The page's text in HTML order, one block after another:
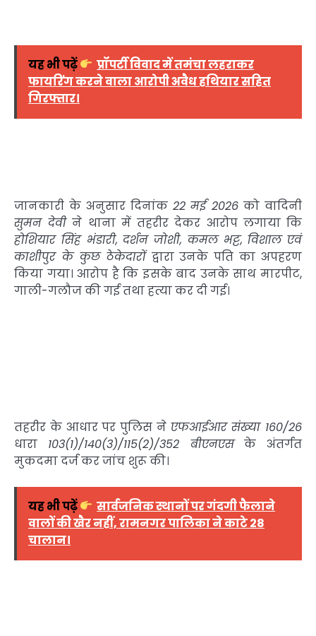
यह भी पढ़ें
प्रॉपर्टी विवाद में तमंचा लहराकर
फायरिंग करने वाला आरोपी अवैध हथियार सहित
गिरफ्तार।
जानकारी के अनुसार दिनांक 22 मई 2026 को वादिनी
सुमन देवीने थाना में तहरीर देकर आरोप लगाया कि
होशियार सिंह भंडारी, दर्शन जोशी, कमल भट्ट, विशाल एवं
काशीपुर के कुछ ठेकेदारोंद्वारा उनके पति का अपहरण
किया गया। आरोप है कि इसके बाद उनके साथ मारपीट,
गाली-गलौज की गई तथा हत्या कर दी गई।
तहरीर के आधार पर पुलिस ने एफआईआर संख्या 160/26
धारा 103(1)/140(3)/115(2)/352 बीएनएसके अंतर्गत
मुकदमा दर्ज कर जांच शुरू की।
यह भी पढ़ें
सार्वजनिक स्थानों पर गंदगी फैलाने
वालों की खैर नहीं, रामनगर पालिका ने काटे 28
चालान।